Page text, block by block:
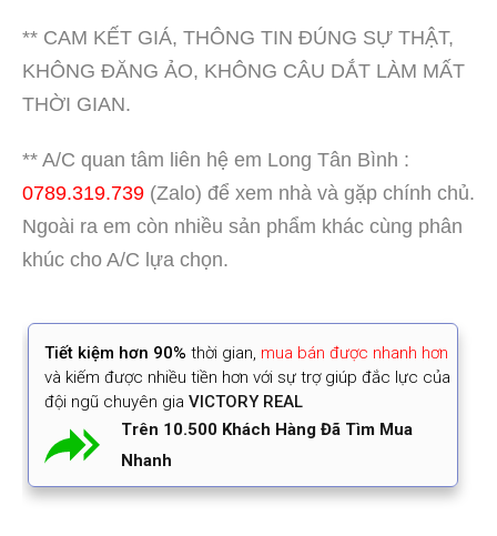
** CAM KẾT GIÁ, THÔNG TIN ĐÚNG SỰ THẬT,
KHÔNG ĐĂNG ẢO, KHÔNG CÂU DẮT LÀM MẤT
THỜI GIAN.
** A/C quan tâm liên hệ em Long Tân Bình :
0789.319.739 (Zalo) để xem nhà và gặp chính chủ.
Ngoài ra em còn nhiều sản phẩm khác cùng phân
khúc cho A/C lựa chọn.
Tiết kiệm hơn 90% thời gian, mua bán được nhanh hơn
và kiếm được nhiều tiền hơn với sự trợ giúp đắc lực của
đội ngũ chuyên gia VICTORY REAL
Trên 10.500 Khách Hàng Đã Tìm Mua
Nhanh